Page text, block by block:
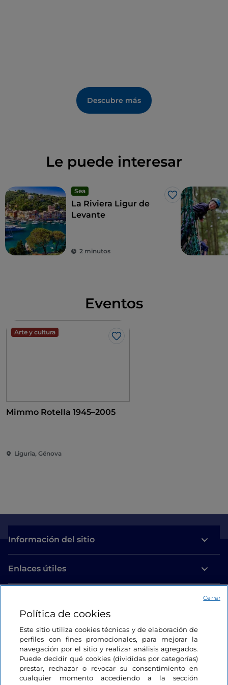
Descubre más
Le puede interesar
Sea
Me gusta
La Riviera Ligur de
Levante
2 minutos
Eventos
Arte y cultura
Me gusta
Mimmo Rotella 1945–2005
Liguria, Génova
Información del sitio
Enlaces útiles
Estamos en contacto
Política de cookies
Este sitio utiliza cookies técnicas y de elaboración de
perfiles con fines promocionales, para mejorar la
navegación por el sitio y realizar análisis agregados.
Puede decidir qué cookies (divididas por categorías)
prestar, rechazar o revocar su consentimiento en
cualquier momento accediendo a la sección
Cerrar